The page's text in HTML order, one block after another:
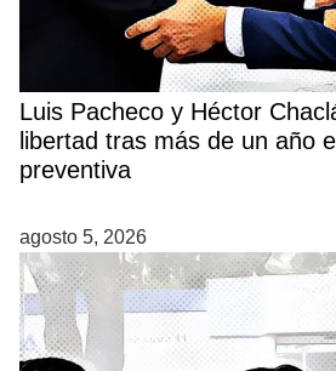
Luis Pacheco y Héctor
libertad tras más de un año
preventiva
agosto 5, 2026